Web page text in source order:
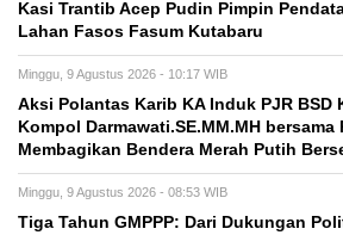
Kasi Trantib Acep Pudin Pimpin
Lahan Fasos Fasum Kutabaru
Minggu, 9 Agustus 2026 - 10:17 WIB
Aksi Polantas Karib KA Induk PJR BSD
Kompol Darmawati.SE.MM.MH
Membagikan Bendera Merah Putih
Minggu, 9 Agustus 2026 - 08:53 WIB
Tiga Tahun GMPPP: Dari Dukungan